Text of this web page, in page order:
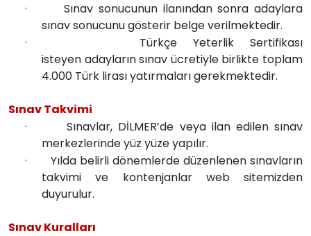
·
Sınav sonucunun ilanından sonra adaylara
sınav sonucunu gösterir belge verilmektedir.
·
Türkçe Yeterlik Sertifikası
isteyen adayların sınav ücretiyle birlikte toplam
4.000 Türk lirası yatırmaları gerekmektedir.
Sınav Takvimi
·
Sınavlar, DİLMER’de veya ilan edilen sınav
merkezlerinde yüz yüze yapılır.
·
Yılda belirli dönemlerde düzenlenen sınavların
takvimi ve kontenjanlar web sitemizden
duyurulur.
Sınav Kuralları